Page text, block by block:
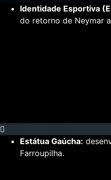
Identidade Esportiva
do retorno de Neymar
Estátua Gaúcha:
Farroupilha.